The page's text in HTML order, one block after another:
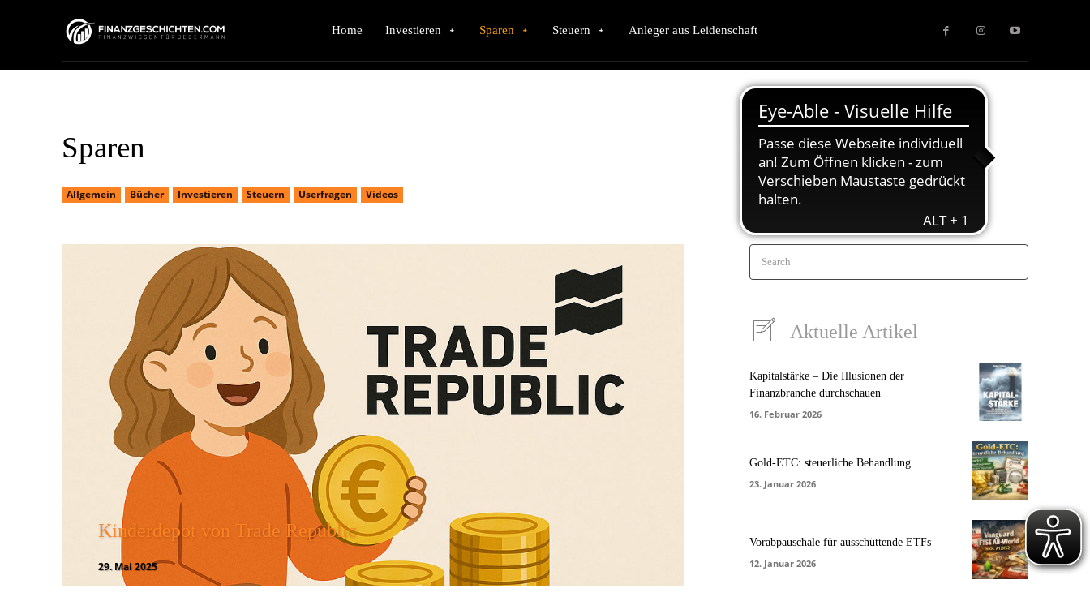
Home Investieren Sparen Steuern Anleger aus Leidenschaft
Sparen
Allgemein Bücher Investieren Steuern Userfragen Videos
Kinderdepot von Trade Republic
29. Mai 2025
Search
Aktuelle Artikel
Kapitalstärke – Die Illusionen der
Finanzbranche durchschauen
16. Februar 2026
Gold-ETC: steuerliche Behandlung
23. Januar 2026
Vorabpauschale für ausschüttende ETFs
12. Januar 2026